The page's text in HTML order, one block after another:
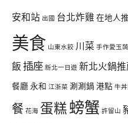
安和站 出國 台北炸雞 在地人
美食 山東水餃 川菜 手作愛玉
飯 插座 新北一日遊 新北火鍋推
餐廳 永和 江浙菜 涮涮鍋 港點 牛丼
餐 花海 蛋糕 螃蟹 許留山